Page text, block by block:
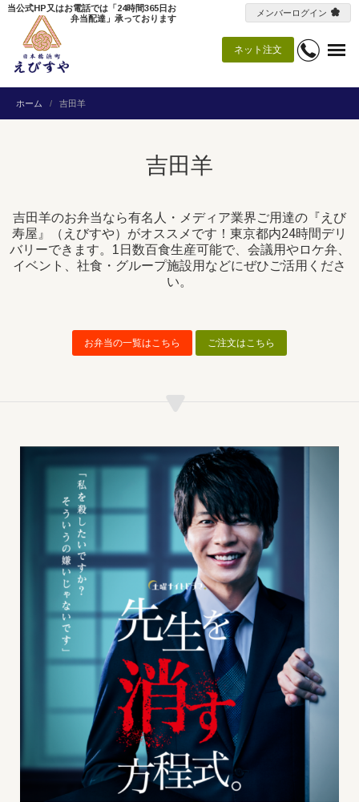
ネット注文
当公式HP又はお電話では「24時間365日お
弁当配達」承っております
メンバーログイン
ホーム 吉田羊
吉田羊
吉田羊のお弁当なら有名人・メディア業界ご用達の『えび
寿屋』（えびすや）がオススメです！東京都内24時間デリ
バリーできます。1日数百食生産可能で、会議用やロケ弁、
イベント、社食・グループ施設用などにぜひご活用くださ
い。
お弁当の一覧はこちら ご注文はこちら